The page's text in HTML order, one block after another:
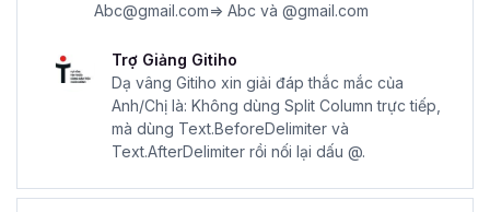
Abc@gmail.com=> Abc và @gmail.com
Trợ Giảng Gitiho
Dạ vâng Gitiho xin giải đáp thắc mắc của
Anh/Chị là: Không dùng Split Column trực tiếp,
mà dùng Text.BeforeDelimiter và
Text.AfterDelimiter rồi nối lại dấu @.